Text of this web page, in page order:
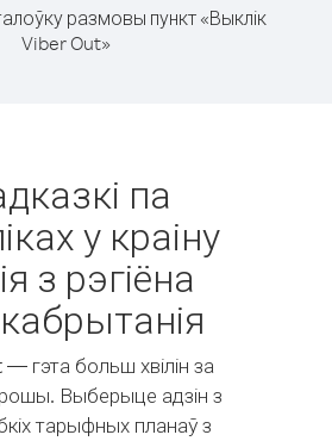
размовы пункт «Выклік
Viber Out»
па
у краіну
з рэгіёна
гэта больш хвілін за
Выберыце адзін з
тарыфных планаў з